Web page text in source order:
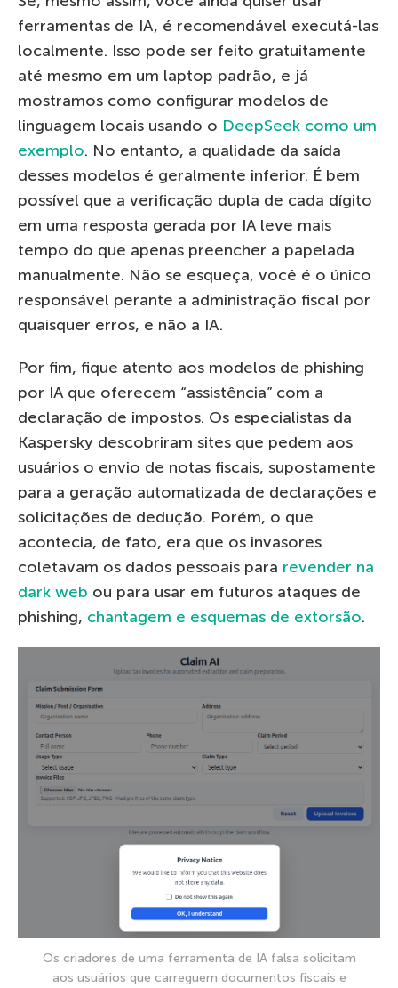
ferramentas de IA, é recomendável executá-las
localmente. Isso pode ser feito gratuitamente
até mesmo em um laptop padrão, e já
mostramos como configurar modelos de
linguagem locais usando o DeepSeek como um
exemplo. No entanto, a qualidade da saída
desses modelos é geralmente inferior. É bem
possível que a verificação dupla de cada dígito
em uma resposta gerada por IA leve mais
tempo do que apenas preencher a papelada
manualmente. Não se esqueça, você é o único
responsável perante a administração fiscal por
quaisquer erros, e não a IA.
Por fim, fique atento aos modelos de phishing
por IA que oferecem “assistência” com a
declaração de impostos. Os especialistas da
Kaspersky descobriram sites que pedem aos
usuários o envio de notas fiscais, supostamente
para a geração automatizada de declarações e
solicitações de dedução. Porém, o que
acontecia, de fato, era que os invasores
coletavam os dados pessoais para revender na
dark web ou para usar em futuros ataques de
phishing, chantagem e esquemas de extorsão.
Os criadores de uma ferramenta de IA falsa solicitam
aos usuários que carreguem documentos fiscais e